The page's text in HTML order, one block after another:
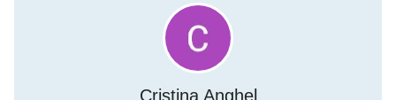
Cristina Anghel